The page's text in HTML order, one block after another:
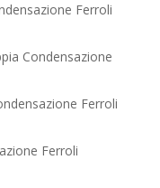
Ferroli
Condensazione
Ferroli
Ferroli